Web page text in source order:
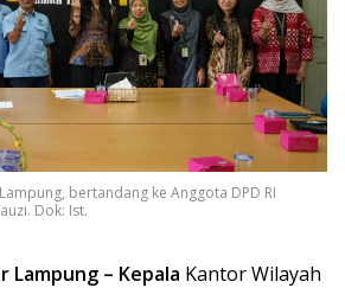
bertandang ke Anggota DPD RI
Dok: Ist.
Lampung – Kepala Kantor Wilayah